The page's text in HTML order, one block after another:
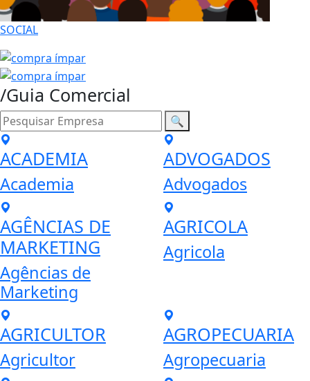
SOCIAL
/Guia Comercial
🔍
ACADEMIA
Academia
ADVOGADOS
Advogados
AGÊNCIAS DE
MARKETING
Agências de
Marketing
AGRICOLA
Agricola
AGRICULTOR
Agricultor
AGROPECUARIA
Agropecuaria